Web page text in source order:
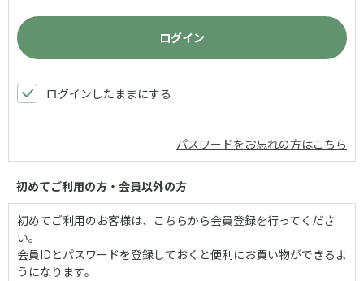
ログインしたままにする
パスワードをお忘れの方はこちら
初めてご利用の方・会員以外の方
初めてご利用のお客様は、こちらから会員登録を行ってくださ
い。
会員IDとパスワードを登録しておくと便利にお買い物ができるよ
うになります。